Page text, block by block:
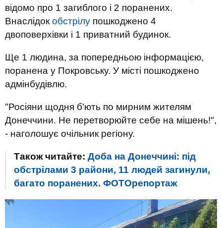
відомо про 1 загиблого і 2 поранених.
Внаслідок обстрілу пошкоджено 4
двоповерхівки і 1 приватний будинок.
Ще 1 людина, за попередньою інформацією,
поранена у Покровську. У місті пошкоджено
адмінбудівлю.
"Росіяни щодня б'ють по мирним жителям
Донеччини. Не перетворюйте себе на мішень!",
- наголошує очільник регіону.
Також читайте: Доба на Донеччині: під
обстрілами 3 райони, 11 людей загинули,
багато поранених. ФОТОрепортаж